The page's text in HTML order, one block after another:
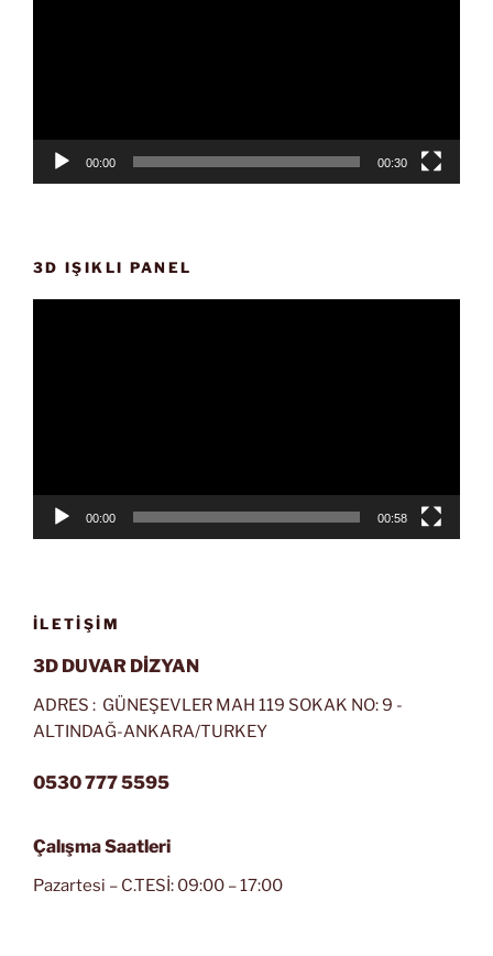
00:00 00:30
3D IŞIKLI PANEL
00:00 00:58
İLETIŞIM
3D DUVAR DİZYAN
ADRES : GÜNEŞEVLER MAH 119 SOKAK NO: 9 -
ALTINDAĞ-ANKARA/TURKEY
0530 777 5595
Çalışma Saatleri
Pazartesi – C.TESİ: 09:00 – 17:00